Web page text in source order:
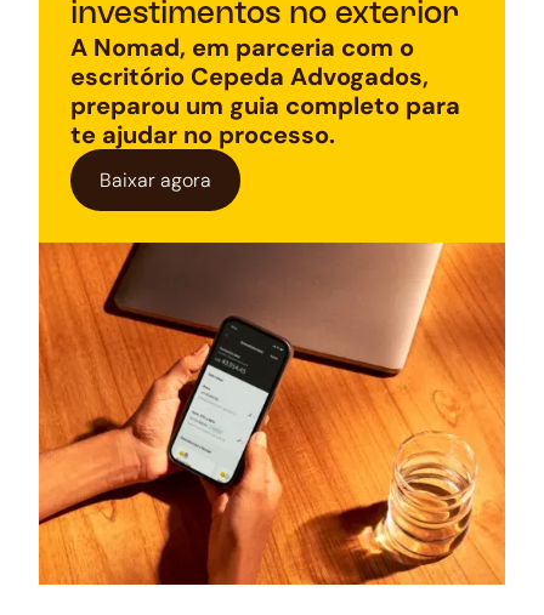
investimentos no exterior
A Nomad, em parceria com o
escritório Cepeda Advogados,
preparou um guia completo para
te ajudar no processo.
Baixar agora